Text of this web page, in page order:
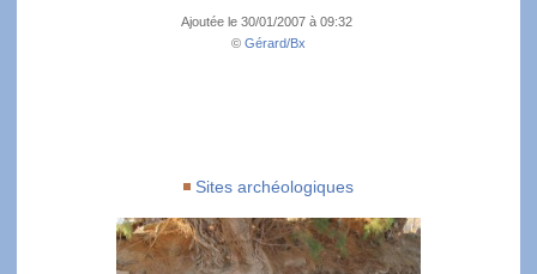
Ajoutée le 30/01/2007 à 09:32
© Gérard/Bx
Sites archéologiques